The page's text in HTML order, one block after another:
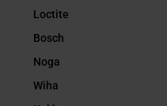
Loctite
Bosch
Noga
Wiha